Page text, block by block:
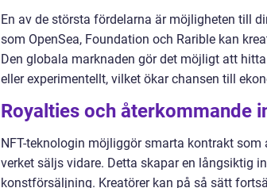
En av de största fördelarna är möjligheten till
som OpenSea, Foundation och Rarible kan
Den globala marknaden gör det möjligt att
eller experimentellt, vilket ökar chansen till
Royalties och återkommande
NFT-teknologin möjliggör smarta kontrakt
verket säljs vidare. Detta skapar en långsiktig
konstförsäljning. Kreatörer kan på så sätt